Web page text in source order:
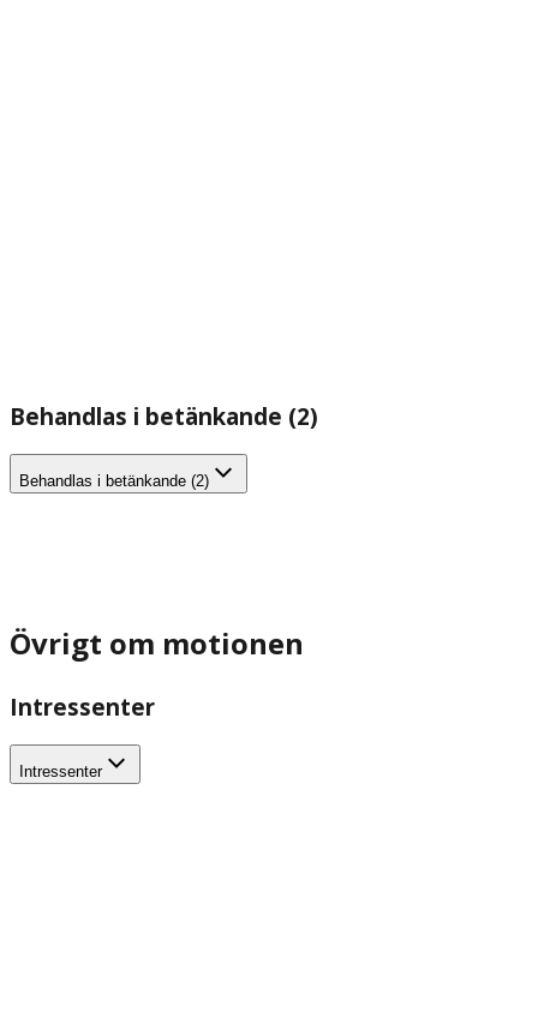
Behandlas i betänkande (2)
Behandlas i betänkande (2)
Övrigt om motionen
Intressenter
Intressenter